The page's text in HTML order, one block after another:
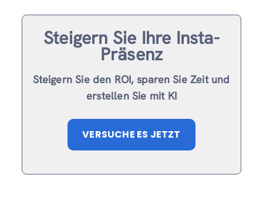
Steigern Sie Ihre Insta-
Präsenz
Steigern Sie den ROI, sparen Sie Zeit und
erstellen Sie mit KI
VERSUCHE ES JETZT